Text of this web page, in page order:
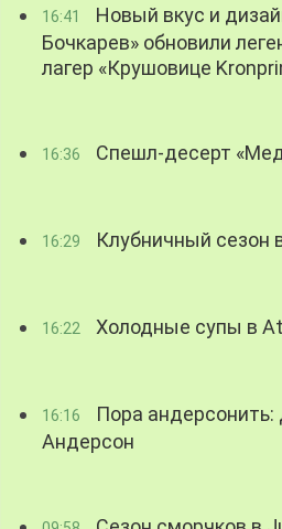
16:41
Новый вкус и
Бочкарев» обновили
лагер «Крушовице
16:36 Спешл-десерт
16:29 Клубничный сезон
16:22 Холодные супы в
16:16
Пора
Андерсон